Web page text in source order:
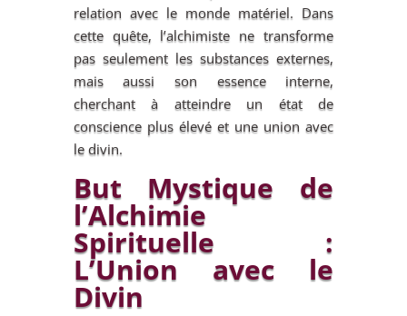
relation avec le monde matériel. Dans
cette quête, l’alchimiste ne transforme
pas seulement les substances externes,
mais aussi son essence interne,
cherchant à atteindre un état de
conscience plus élevé et une union avec
le divin.
But Mystique de
l’Alchimie
Spirituelle :
L’Union avec le
Divin